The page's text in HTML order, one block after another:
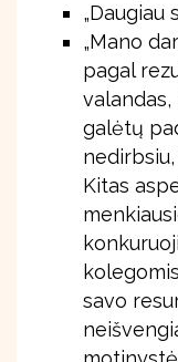
„Daugiau
„Mano
pagal
galėtų
Kitas
savo